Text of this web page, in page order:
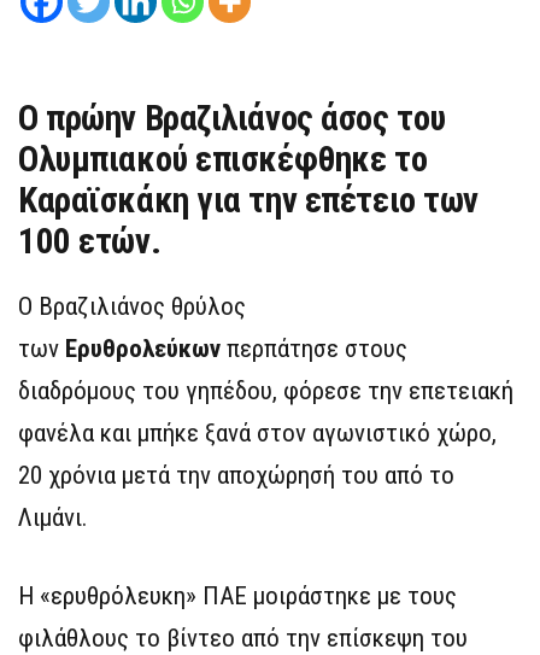
Ο πρώην Βραζιλιάνος άσος του
Ολυμπιακού επισκέφθηκε το
Καραϊσκάκη για την επέτειο των
100 ετών.
Ο Βραζιλιάνος θρύλος
των Ερυθρολεύκων περπάτησε στους
διαδρόμους του γηπέδου, φόρεσε την επετειακή
φανέλα και μπήκε ξανά στον αγωνιστικό χώρο,
20 χρόνια μετά την αποχώρησή του από το
Λιμάνι.
Η «ερυθρόλευκη» ΠΑΕ μοιράστηκε με τους
φιλάθλους το βίντεο από την επίσκεψη του